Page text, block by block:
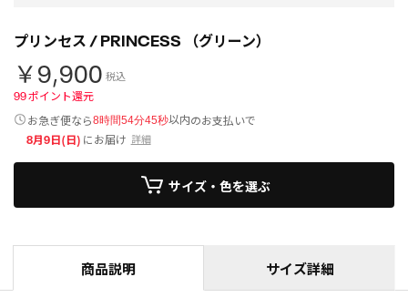
プリンセス / PRINCESS （グリーン）
￥9,900 税込
99ポイント還元
お急ぎ便なら8時間54分45秒以内のお支払いで
8月9日(日) にお届け 詳細
サイズ・色を選ぶ
商品説明 サイズ詳細